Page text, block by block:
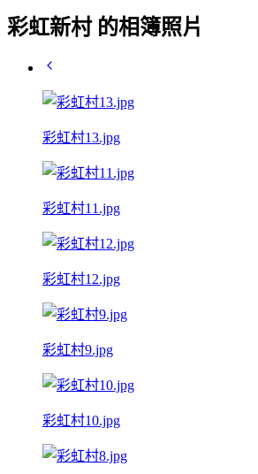
彩虹新村 的相簿照片
彩虹村13.jpg
彩虹村11.jpg
彩虹村12.jpg
彩虹村9.jpg
彩虹村10.jpg